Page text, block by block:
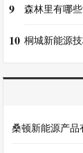
9 森林里有哪
10 桐城新能源
桑顿新能源产品